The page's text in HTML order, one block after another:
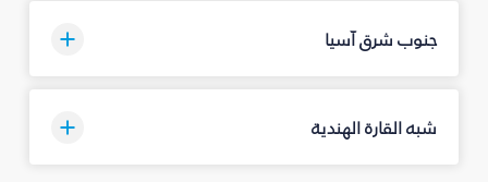
جنوب شرق آسيا
شبه القارة الهندية